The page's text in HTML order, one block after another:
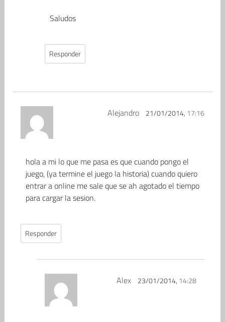
Saludos
Responder
Alejandro 21/01/2014, 17:16
hola a mi lo que me pasa es que cuando pongo el
juego, (ya termine el juego la historia) cuando quiero
entrar a online me sale que se ah agotado el tiempo
para cargar la sesion.
Responder
Alex 23/01/2014, 14:28